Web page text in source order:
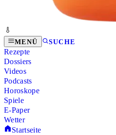
MENÜ SUCHE
Rezepte
Dossiers
Videos
Podcasts
Horoskope
Spiele
E-Paper
Wetter
Startseite